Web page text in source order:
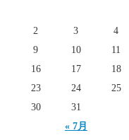
« 7月
2
3 4
9
10 11
16
17 18
23
24 25
30
31